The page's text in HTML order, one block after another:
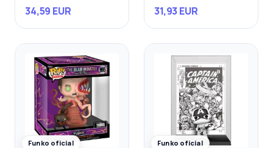
34,59 EUR 31,93 EUR
Funko oficial Funko oficial